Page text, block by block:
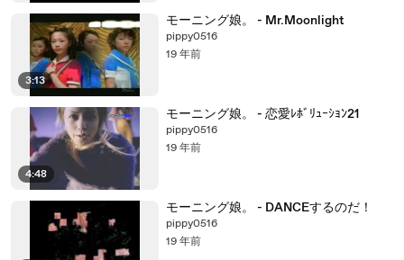
3:13
モーニング娘。 - Mr.Moonlight
pippy0516
19 年前
4:48
モーニング娘。 - 恋愛ﾚﾎﾞﾘｭｰｼｮﾝ21
pippy0516
19 年前
モーニング娘。 - DANCEするのだ！
pippy0516
19 年前